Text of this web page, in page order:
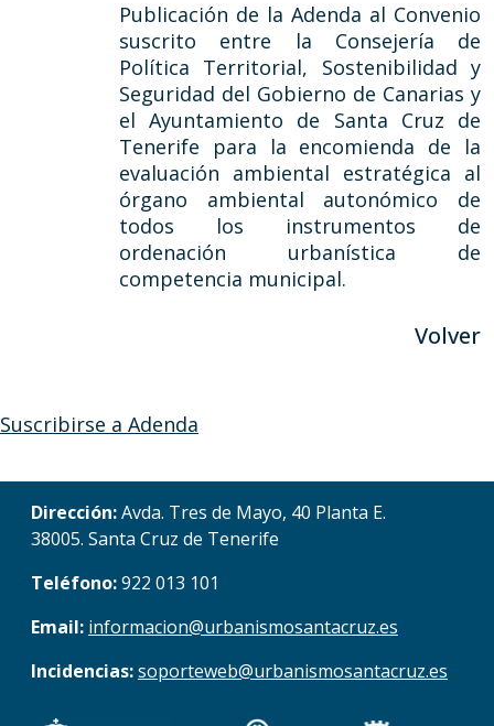
Publicación de la Adenda al Convenio
suscrito entre la Consejería de
Política Territorial, Sostenibilidad y
Seguridad del Gobierno de Canarias y
el Ayuntamiento de Santa Cruz de
Tenerife para la encomienda de la
evaluación ambiental estratégica al
órgano ambiental autonómico de
todos los instrumentos de
ordenación urbanística de
competencia municipal.
Volver
Suscribirse a Adenda
Dirección:Avda. Tres de Mayo, 40 Planta E.
38005. Santa Cruz de Tenerife
Teléfono:922 013 101
Email: informacion@urbanismosantacruz.es
Incidencias:soporteweb@urbanismosantacruz.es